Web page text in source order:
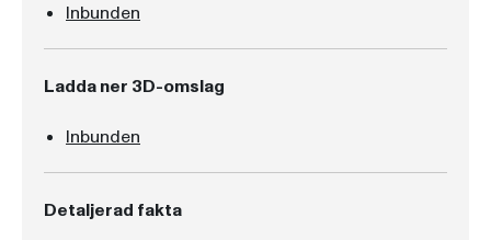
Inbunden
Ladda ner 3D-omslag
Inbunden
Detaljerad fakta